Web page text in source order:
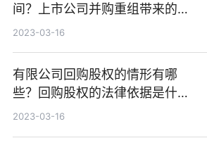
间？上市公司并购重组带来的影
响有哪些？
2023-03-16
有限公司回购股权的情形有哪
些？回购股权的法律依据是什
么？
2023-03-16